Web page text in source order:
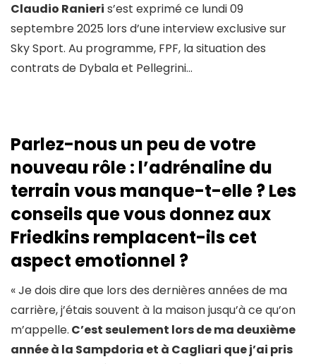
Claudio Ranieri s’est exprimé ce lundi 09
septembre 2025 lors d’une interview exclusive sur
Sky Sport. Au programme, FPF, la situation des
contrats de Dybala et Pellegrini…
Parlez-nous un peu de votre
nouveau rôle : l’adrénaline du
terrain vous manque-t-elle ? Les
conseils que vous donnez aux
Friedkins remplacent-ils cet
aspect emotionnel ?
« Je dois dire que lors des dernières années de ma
carrière, j’étais souvent à la maison jusqu’à ce qu’on
m’appelle. C’est seulement lors de ma deuxième
année à la Sampdoria et à Cagliari que j’ai pris